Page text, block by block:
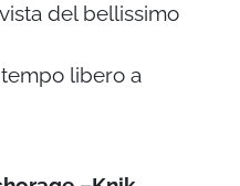
del bellissimo
libero a